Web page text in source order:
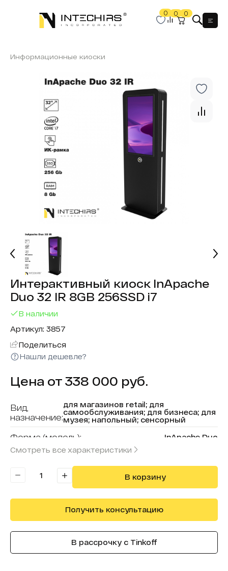
0 0 0
Информационные киоски
Интерактивный киоск InApache
Duo 32 IR 8GB 256SSD i7
В наличии
Артикул: 3857
Поделиться
Нашли дешевле?
Цена от 338 000 руб.
Вид,
назначение:
для магазинов retail; для
самообслуживания; для бизнеса; для
музея; напольный; сенсорный
Форма (модель): InApache Duo
В реестре минпромторга:
Бренд:
Смотреть все характеристики
В корзину
Получить консультацию
В рассрочку с Tinkoff